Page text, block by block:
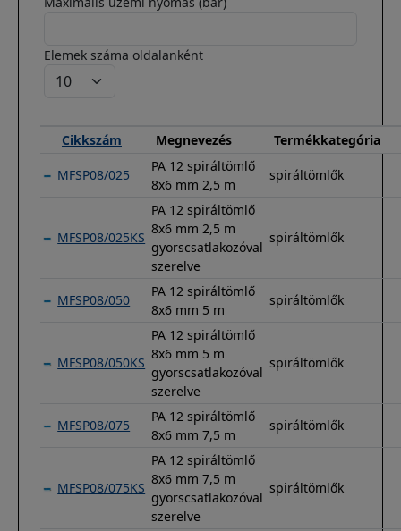
Elemek száma oldalanként
Cikkszám Megnevezés Termékkategória
MFSP08/025
PA 12 spiráltömlő
8x6 mm 2,5 m
spiráltömlők
MFSP08/025KS
PA 12 spiráltömlő
8x6 mm 2,5 m
gyorscsatlakozóval
szerelve
spiráltömlők
MFSP08/050
PA 12 spiráltömlő
8x6 mm 5 m
spiráltömlők
MFSP08/050KS
PA 12 spiráltömlő
8x6 mm 5 m
gyorscsatlakozóval
szerelve
spiráltömlők
MFSP08/075
PA 12 spiráltömlő
8x6 mm 7,5 m
spiráltömlők
MFSP08/075KS
PA 12 spiráltömlő
8x6 mm 7,5 m
gyorscsatlakozóval
szerelve
spiráltömlők